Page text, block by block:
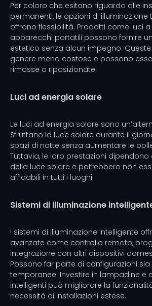
Per coloro che esitano riguardo alle
permanenti, le opzioni di
offrono flessibilità. Prodotti come luci
apparecchi portatili possono fornire
estetico senza alcun impegno.
genere meno costose e possono
rimosse o riposizionate.
Luci ad energia solare
Le luci ad energia solare sono
Sfruttano la luce solare durante il
spazi di notte senza aumentare le
Tuttavia, le loro prestazioni
della luce solare e potrebbero non
affidabili in tutti i luoghi.
Sistemi di illuminazione
I sistemi di illuminazione intelligente
avanzate come controllo remoto,
integrazione con altri dispositivi
Possono far parte di configurazioni
temporanee. Investire in lampadine e
intelligenti può migliorare la
necessità di installazioni estese.